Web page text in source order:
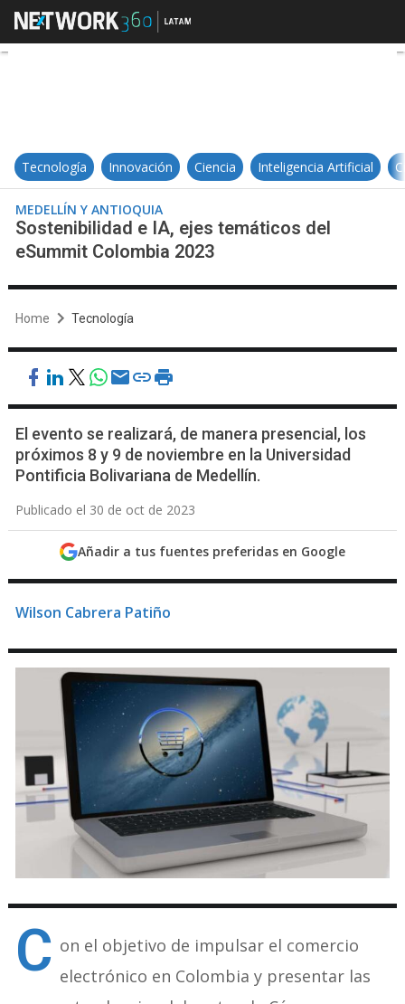
Sostenibilidad e IA, ejes
Tecnología Innovación Ciencia Inteligencia Artificial
MEDELLÍN Y ANTIOQUIA
Sostenibilidad e IA, ejes temáticos del
eSummit Colombia 2023
Home Tecnología
El evento se realizará, de manera presencial, los
próximos 8 y 9 de noviembre en la Universidad
Pontificia Bolivariana de Medellín.
Publicado el 30 de oct de 2023
Añadir a tus fuentes preferidas en Google
Wilson Cabrera Patiño
C on el objetivo de impulsar el comercio
electrónico en Colombia y presentar las